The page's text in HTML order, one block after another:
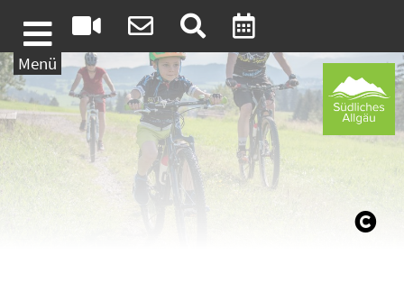
Weiter zum Inhalt
Menü